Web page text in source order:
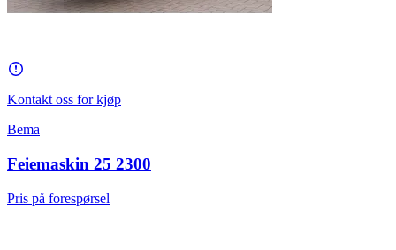
Kontakt oss for kjøp
Bema
Feiemaskin 25 2300
Pris på forespørsel